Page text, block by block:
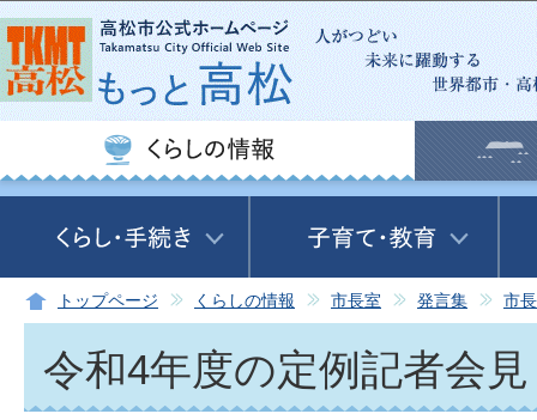
この
トップページ くらしの情報 市長室 発言集 市
令和4年度の定例記者会見